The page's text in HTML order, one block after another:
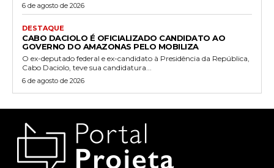
6 de agosto de 2026
DESTAQUE
CABO DACIOLO É OFICIALIZADO CANDIDATO AO
GOVERNO DO AMAZONAS PELO MOBILIZA
O ex-deputado federal e ex-candidato à Presidência da República,
Cabo Daciolo, teve sua candidatura...
6 de agosto de 2026